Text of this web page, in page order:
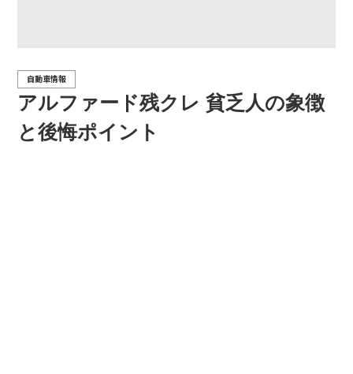
アルファード残クレ 貧乏人の象徴
と後悔ポイント
自動車情報